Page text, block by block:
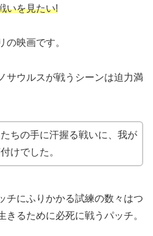
いを見たい!
の映画です。
サウルスが戦うシーンは迫力満
ちの手に汗握る戦いに、我が
けでした。
チにふりかかる試練の数々はつ
きるために必死に戦うパッチ。